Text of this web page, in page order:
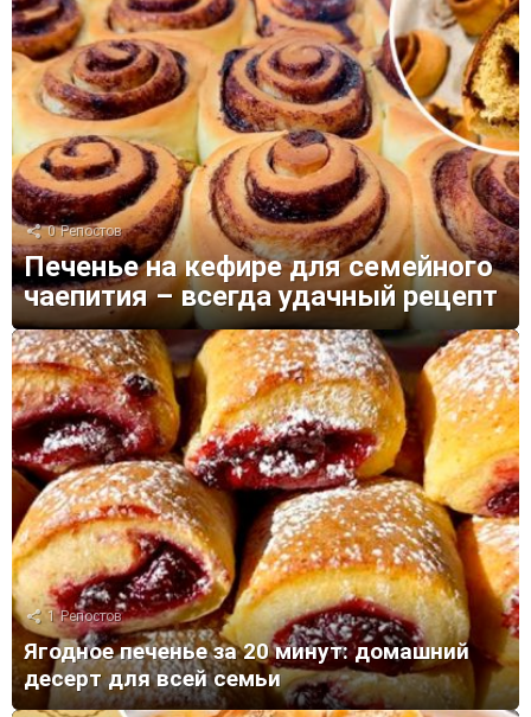
0 Репостов
Печенье на кефире для семейного
чаепития – всегда удачный рецепт
1 Репостов
Ягодное печенье за 20 минут: домашний
десерт для всей семьи